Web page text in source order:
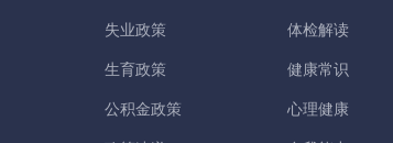
失业政策
生育政策
公积金政策
体检解读
健康常识
心理健康